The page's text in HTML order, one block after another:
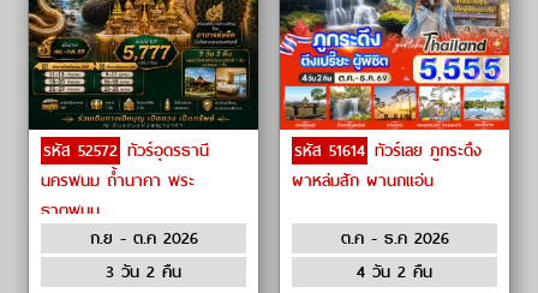
รหัส 52572 ทัวร์อุดรธานี
นครพนม ถ้ำนาคา พระ
ธาตุพนม
ก.ย - ต.ค 2026
3 วัน 2 คืน
รหัส 51614 ทัวร์เลย ภูกระดึง
ผาหล่มสัก ผานกแอ่น
ต.ค - ธ.ค 2026
4 วัน 2 คืน